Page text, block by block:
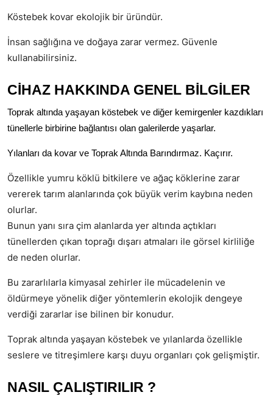
Köstebek kovar ekolojik bir üründür.
İnsan sağlığına ve doğaya zarar vermez. Güvenle
kullanabilirsiniz.
CİHAZ HAKKINDA GENEL BİLGİLER
Toprak altında yaşayan köstebek ve diğer kemirgenler kazdıkları
tünellerle birbirine bağlantısı olan galerilerde yaşarlar.
Yılanları da kovar ve Toprak Altında Barındırmaz. Kaçırır.
Özellikle yumru köklü bitkilere ve ağaç köklerine zarar
vererek tarım alanlarında çok büyük verim kaybına neden
olurlar.
Bunun yanı sıra çim alanlarda yer altında açtıkları
tünellerden çıkan toprağı dışarı atmaları ile görsel kirliliğe
de neden olurlar.
Bu zararlılarla kimyasal zehirler ile mücadelenin ve
öldürmeye yönelik diğer yöntemlerin ekolojik dengeye
verdiği zararlar ise bilinen bir konudur.
Toprak altında yaşayan köstebek ve yılanlarda özellikle
seslere ve titreşimlere karşı duyu organları çok gelişmiştir.
NASIL ÇALIŞTIRILIR ?